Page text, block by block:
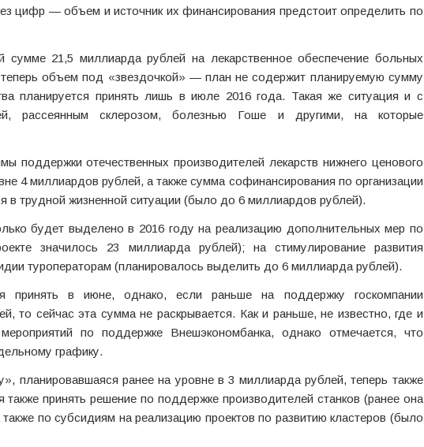
цифр — объем и источник их финансирования предстоит определить по
21,5 миллиарда рублей на лекарственное обеспечение больных
объем под «звездочкой» — план не содержит планируемую сумму
планируется принять лишь в июле 2016 года. Такая же ситуация и с
рассеянным склерозом, болезнью Гоше и другими, на которые
поддержки отечественных производителей лекарств нижнего ценового
4 миллиардов рублей, а также сумма софинансирования по организации
в трудной жизненной ситуации (было до 6 миллиардов рублей).
будет выделено в 2016 году на реализацию дополнительных мер по
значилось 23 миллиарда рублей); на стимулирование развития
туроператорам (планировалось выделить до 6 миллиарда рублей).
принять в июне, однако, если раньше на поддержку госкомпании
то сейчас эта сумма не раскрывается. Как и раньше, не известно, где и
по поддержке Внешэкономбанка, однако отмечается, что
графику.
планировавшаяся ранее на уровне в 3 миллиарда рублей, теперь также
принять решение по поддержке производителей станков (ранее она
по субсидиям на реализацию проектов по развитию кластеров (было